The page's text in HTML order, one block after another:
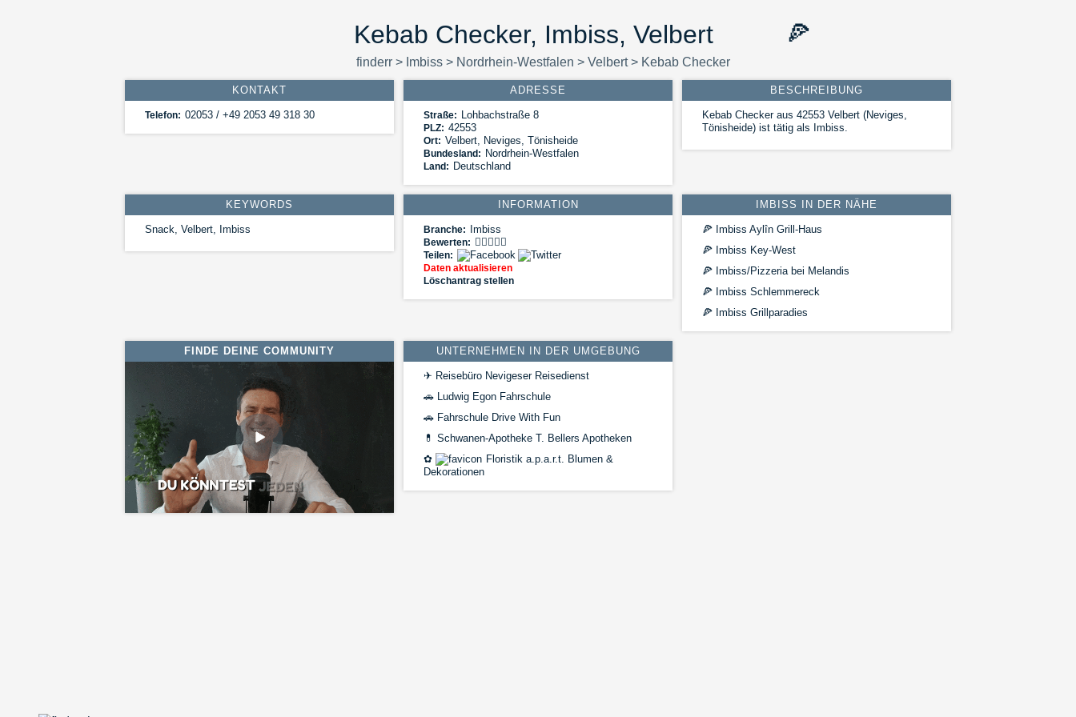
Kebab Checker, Imbiss, Velbert 🍕
finderr > Imbiss > Nordrhein-Westfalen > Velbert> Kebab Checker
KONTAKT
Telefon: 02053 / +49 2053 49 318 30
ADRESSE
Straße: Lohbachstraße 8
PLZ: 42553
Ort: Velbert, Neviges, Tönisheide
Bundesland: Nordrhein-Westfalen
Land: Deutschland
BESCHREIBUNG
Kebab Checker aus 42553 Velbert (Neviges,
Tönisheide) ist tätig als Imbiss.
KEYWORDS
Snack, Velbert, Imbiss
INFORMATION
Branche: Imbiss
Bewerten:
Teilen:
Daten aktualisieren
Löschantrag stellen
IMBISS IN DER NÄHE
🍕 Imbiss Aylîn Grill-Haus
🍕 Imbiss Key-West
🍕 Imbiss/Pizzeria bei Melandis
🍕 Imbiss Schlemmereck
🍕 Imbiss Grillparadies
FINDE DEINE COMMUNITY UNTERNEHMEN IN DER UMGEBUNG
✈ Reisebüro Nevigeser Reisedienst
🚗 Ludwig Egon Fahrschule
🚗 Fahrschule Drive With Fun
💊 Schwanen-Apotheke T. Bellers Apotheken
✿
Floristik a.p.a.r.t. Blumen &
Dekorationen